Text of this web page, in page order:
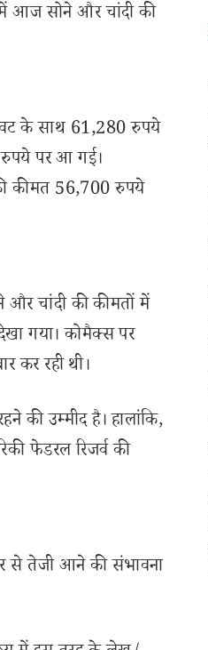
में आज सोने और चांदी की
के साथ 61,280 रुपये
रुपये पर आ गई।
कीमत 56,700 रुपये
और चांदी की कीमतों में
गया। कोमैक्स पर
कर रही थी।
की उम्मीद है। हालांकि,
फेडरल रिजर्व की
से तेजी आने की संभावना